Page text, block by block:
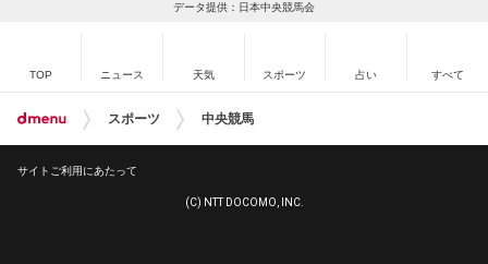
データ提供：日本中央競馬会
TOP ニュース 天気 スポーツ 占い すべて
スポーツ 中央競馬
サイトご利用にあたって
(C) NTT DOCOMO, INC.